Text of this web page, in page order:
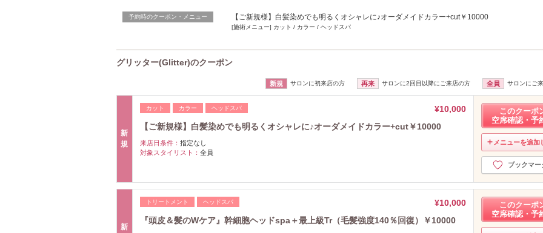
予約時のクーポン・メニュー 【ご新規様】白髪染めでも明るくオシャレに♪オーダメイドカラー+cut￥10000
[施術メニュー] カット / カラー / ヘッドスパ
グリッター(Glitter)のクーポン
新規 サロンに初来店の方 再来 サロンに2回目以降にご来店の方 全員 サロンにご
新
規
カット カラー ヘッドスパ
¥10,000
【ご新規様】白髪染めでも明るくオシャレに♪オーダメイドカラー+cut￥10000
来店日条件： 指定なし
対象スタイリスト： 全員
このクーポ
空席確認・予
メニューを追加
ブックマー
新
トリートメント ヘッドスパ
¥10,000
『頭皮＆髪のWケア』幹細胞ヘッドspa＋最上級Tr（毛髪強度140％回復）￥10000
このクーポ
空席確認・予